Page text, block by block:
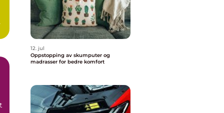
12. jul
Oppstopping av skumputer og
madrasser for bedre komfort